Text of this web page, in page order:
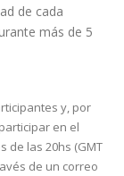
de cada
más de 5
y, por
en el
de las 20hs (GMT
de un correo